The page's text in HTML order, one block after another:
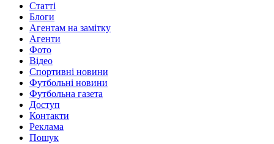
Статті
Блоги
Агентам на замітку
Агенти
Фото
Відео
Спортивні новини
Футбольні новини
Футбольна газета
Доступ
Контакти
Реклама
Пошук